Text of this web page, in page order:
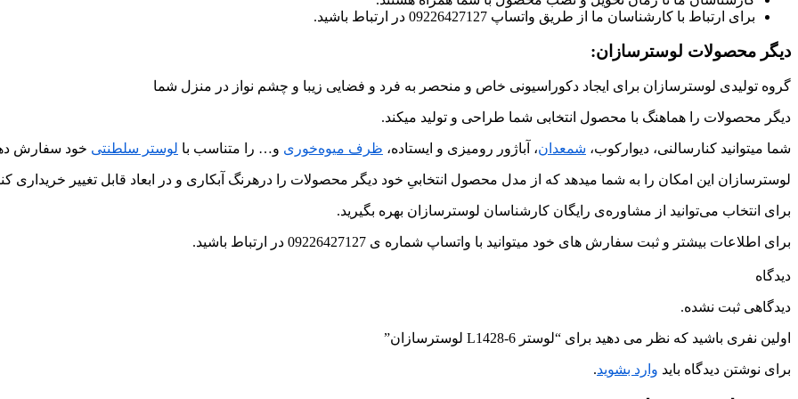
برای ارتباط با کارشناسان ما از طریق واتساپ 09226427127 در ارتباط باشید.
دیگر محصولات لوسترسازان:
گروه تولیدی لوسترسازان برای ایجاد دکوراسیونی خاص و منحصر به فرد و فضایی زیبا و چشم نواز در منزل شما
دیگر محصولات را هماهنگ با محصول انتخابی شما طراحی و تولید میکند.
شما میتوانید کنارسالنی، دیوارکوب، شمعدان، آباژور رومیزی و ایستاده، ظرف میوه‌خوری و… را متناسب با لوستر سلطنتی خود سفارش
لوسترسازان این امکان را به شما میدهد که از مدل محصول انتخابیِ خود دیگر محصولات را درهرنگ آبکاری و در ابعاد قابل تغییر خریداری
برای انتخاب می‌توانید از مشاوره‌ی رایگان کارشناسان لوسترسازان بهره بگیرید.
برای اطلاعات بیشتر و ثبت سفارش های خود میتوانید با واتساپ شماره ی 09226427127 در ارتباط باشید.
دیدگاه
دیدگاهی ثبت نشده.
اولین نفری باشید که نظر می دهید برای “لوستر L1428-6 لوسترسازان”
برای نوشتن دیدگاه باید وارد بشوید.